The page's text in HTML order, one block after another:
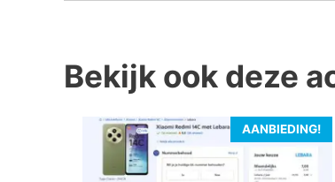
Bekijk ook deze
AANBIEDING!